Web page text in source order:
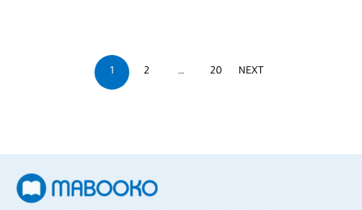
1 2 … 20 NEXT